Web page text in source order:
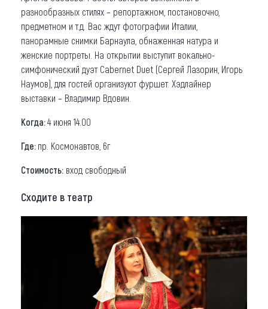
разнообразных стилях – репортажном, постановочно,
предметном и т.д. Вас ждут фотографии Италии,
панорамные снимки Барнаула, обнаженная натура и
женские портреты. На открытии выступит вокально-
симфонический дуэт Cabernet Duet (Сергей Лазорин, Игорь
Наумов), для гостей организуют фуршет. Хэдлайнер
выставки – Владимир Вдовин.
Когда:4 июня 14.00
Где: пр. Космонавтов, 6г
Стоимость: вход свободный
Сходите в театр